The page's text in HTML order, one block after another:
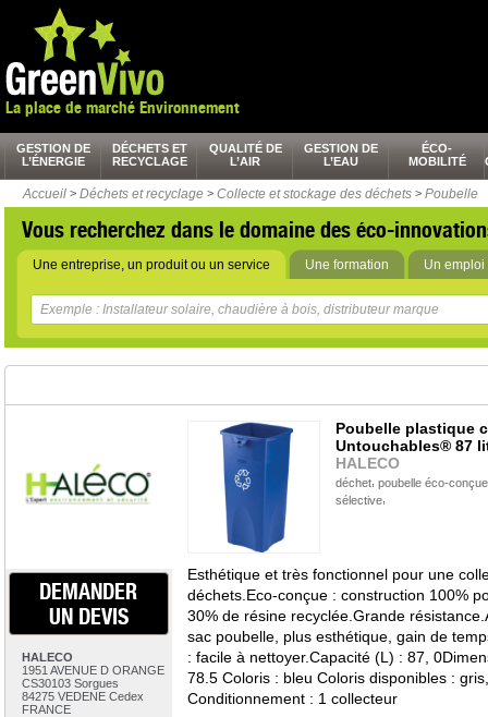
La place de marché Environnement
GESTION DE
L’ÉNERGIE
DÉCHETS ET
RECYCLAGE
QUALITÉ DE
L’AIR
GESTION DE
L’EAU
ÉCO-
MOBILITÉ
Accueil > Déchets et recyclage > Collecte et stockage des déchets > Poubelle
Vous recherchez dans le domaine des éco-
Une entreprise, un produit ou un service Une formation Un emploi
DEMANDER
UN DEVIS
HALECO
1951 AVENUE D ORANGE
CS30103 Sorgues
84275 VEDENE Cedex
FRANCE
Poubelle plastique
Untouchables® 87
HALECO
déchet, poubelle éco-conçue
sélective,
Esthétique et très fonctionnel pour une
déchets.Eco-conçue : construction 100%
30% de résine recyclée.Grande
sac poubelle, plus esthétique, gain de
: facile à nettoyer.Capacité (L) : 87,
78.5 Coloris : bleu Coloris disponibles :
Conditionnement : 1 collecteur